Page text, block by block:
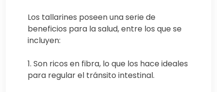
Los tallarines poseen una serie de
beneficios para la salud, entre los que se
incluyen:
1. Son ricos en fibra, lo que los hace ideales
para regular el tránsito intestinal.